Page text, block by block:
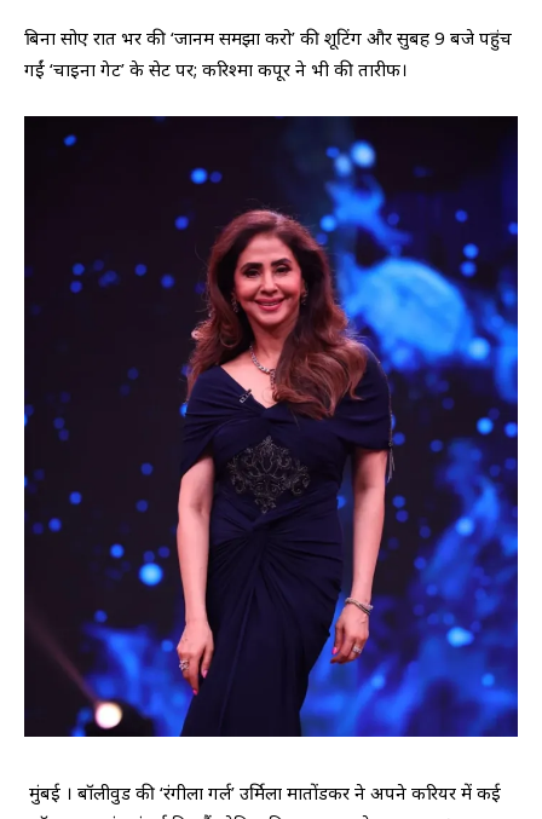
​बिना सोए रात भर की ‘जानम समझा करो’ की शूटिंग और सुबह 9 बजे पहुंच
गईं ‘चाइना गेट’ के सेट पर; करिश्मा कपूर ने भी की तारीफ।
​ मुंबई । बॉलीवुड की ‘रंगीला गर्ल’ उर्मिला मातोंडकर ने अपने करियर में कई